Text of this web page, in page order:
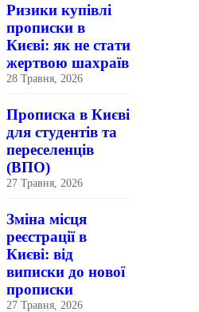
Ризики купівлі
прописки в
Києві: як не стати
жертвою шахраїв
28 Травня, 2026
Прописка в Києві
для студентів та
переселенців
(ВПО)
27 Травня, 2026
Зміна місця
реєстрації в
Києві: від
виписки до нової
прописки
27 Травня, 2026